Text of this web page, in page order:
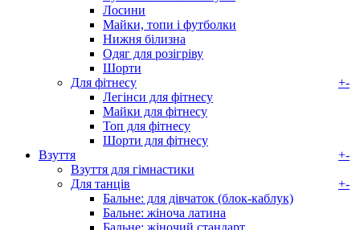
Лосини
Майки, топи і футболки
Нижня білизна
Одяг для розігріву
Шорти
Для фітнесу
+-
Легінси для фітнесу
Майки для фітнесу
Топ для фітнесу
Шорти для фітнесу
Взуття
+-
Взуття для гімнастики
Для танців
+-
Бальне: для дівчаток (блок-каблук)
Бальне: жіноча латина
Бальне: жіночий стандарт